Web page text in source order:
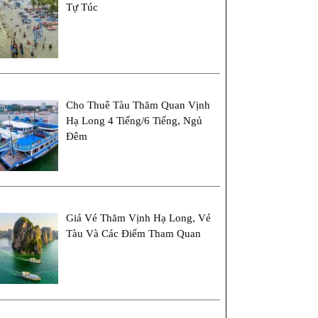
Tự Túc
Cho Thuê Tàu Thăm Quan Vịnh
Hạ Long 4 Tiếng/6 Tiếng, Ngủ
Đêm
Giá Vé Thăm Vịnh Hạ Long, Vé
Tàu Và Các Điểm Tham Quan